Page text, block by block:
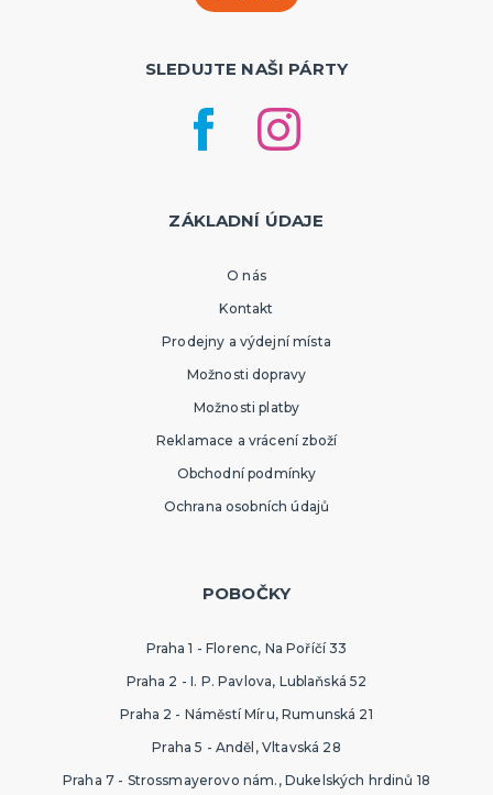
SLEDUJTE NAŠI PÁRTY
ZÁKLADNÍ ÚDAJE
O nás
Kontakt
Prodejny a výdejní místa
Možnosti dopravy
Možnosti platby
Reklamace a vrácení zboží
Obchodní podmínky
Ochrana osobních údajů
POBOČKY
Praha 1 - Florenc, Na Poříčí 33
Praha 2 - I. P. Pavlova, Lublaňská 52
Praha 2 - Náměstí Míru, Rumunská 21
Praha 5 - Anděl, Vltavská 28
Praha 7 - Strossmayerovo nám., Dukelských hrdinů 18